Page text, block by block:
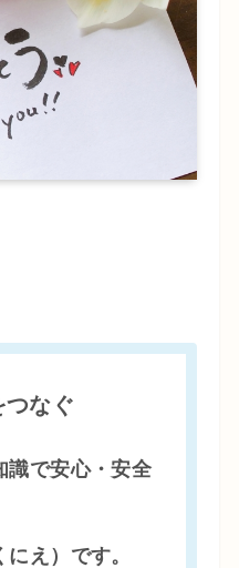
つなぐ
識で安心・安全
え）です。